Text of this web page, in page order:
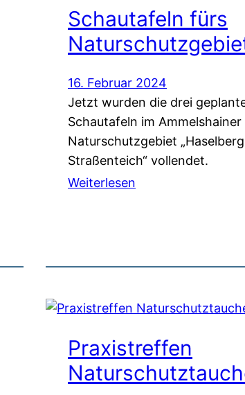
Schautafeln fürs
16. Februar 2024
Jetzt wurden die drei
Schautafeln im Ammelshainer
Naturschutzgebiet
Straßenteich“ vollendet.
Weiterlesen
Praxistreffen